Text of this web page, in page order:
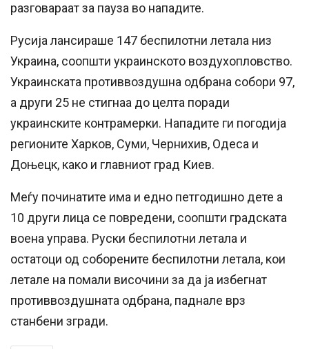
разговараатза пауза во нападите.
Русија лансираше 147 беспилотни летала низ
Украина, соопшти украинското воздухопловство.
Украинската противвоздушна одбрана собори 97,
а други 25 не стигнаа до целта поради
украинските контрамерки. Нападите ги погодија
регионите Харков, Суми, Чернихив, Одеса и
Доњецк, како и главниот град Киев.
Меѓу починатите има и едно петгодишно дете а
10 други лица се повредени, соопшти градската
воена управа. Руски беспилотни летала и
остатоци од соборените беспилотни летала, кои
летале на помали височини за да ја избегнат
противвоздушната одбрана, паднале врз
станбени згради.